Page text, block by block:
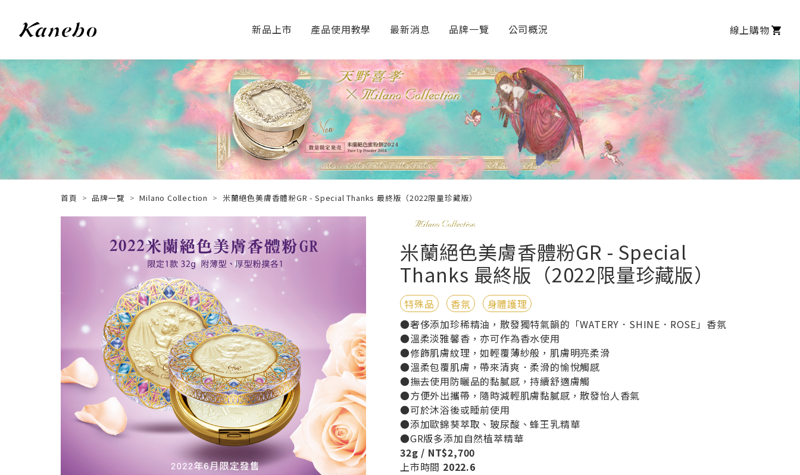
新品上市 產品使用教學 最新消息 品牌一覽 公司概況 線上購物
首頁 品牌一覽 Milano Collection 米蘭絕色美膚香體粉GR - Special Thanks 最終版（2022限量珍藏版）
米蘭絕色美膚香體粉GR - Special
Thanks 最終版（2022限量珍藏版）
特殊品 香氛
身體護理
●奢侈添加珍稀精油，散發獨特氣韻的「WATERY．SHINE．ROSE」香氛
●溫柔淡雅馨香，亦可作為香水使用
●修飾肌膚紋理，如輕覆薄紗般，肌膚明亮柔滑
●溫柔包覆肌膚，帶來清爽．柔滑的愉悅觸感
●撫去使用防曬品的黏膩感，持續舒適膚觸
●方便外出攜帶，隨時減輕肌膚黏膩感，散發怡人香氣
●可於沐浴後或睡前使用
●添加歐錦葵萃取、玻尿酸、蜂王乳精華
●GR版多添加自然植萃精華
32g / NT$2,700
上市時間 2022.6